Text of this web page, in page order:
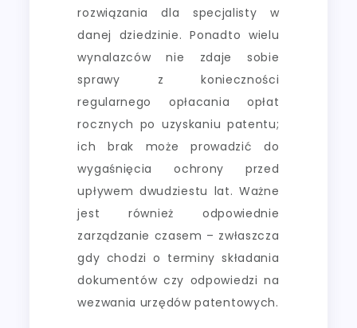
rozwiązania dla specjalisty w
danej dziedzinie. Ponadto wielu
wynalazców nie zdaje sobie
sprawy z konieczności
regularnego opłacania opłat
rocznych po uzyskaniu patentu;
ich brak może prowadzić do
wygaśnięcia ochrony przed
upływem dwudziestu lat. Ważne
jest również odpowiednie
zarządzanie czasem – zwłaszcza
gdy chodzi o terminy składania
dokumentów czy odpowiedzi na
wezwania urzędów patentowych.